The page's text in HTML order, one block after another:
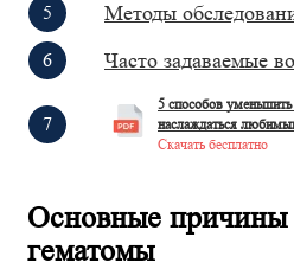
Методы
Часто задаваемые
5 способов уменьшить
наслаждаться
Скачать бесплатно
Основные причины
гематомы